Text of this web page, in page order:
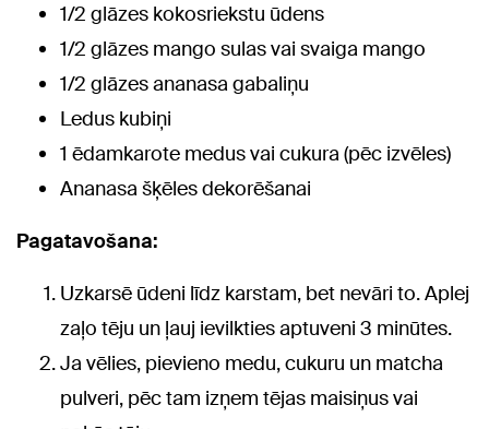
1/2 glāzes kokosriekstu ūdens
1/2 glāzes mango sulas vai svaiga mango
1/2 glāzes ananasa gabaliņu
Ledus kubiņi
1 ēdamkarote medus vai cukura (pēc izvēles)
Ananasa šķēles dekorēšanai
Pagatavošana:
Uzkarsē ūdeni līdz karstam, bet nevāri to. Aplej
zaļo tēju un ļauj ievilkties aptuveni 3 minūtes.
Ja vēlies, pievieno medu, cukuru un matcha
pulveri, pēc tam izņem tējas maisiņus vai